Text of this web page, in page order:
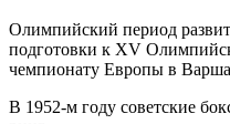
Олимпийский период
подготовки к XV
чемпионату Европы в
В 1952-м году советские